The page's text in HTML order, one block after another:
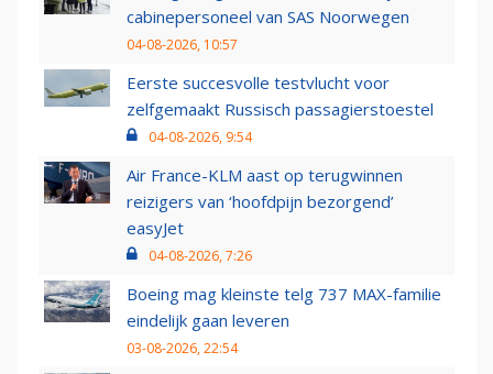
cabinepersoneel van SAS Noorwegen
04-08-2026, 10:57
Eerste succesvolle testvlucht voor
zelfgemaakt Russisch passagierstoestel
04-08-2026, 9:54
Air France-KLM aast op terugwinnen
reizigers van ‘hoofdpijn bezorgend’
easyJet
04-08-2026, 7:26
Boeing mag kleinste telg 737 MAX-familie
eindelijk gaan leveren
03-08-2026, 22:54